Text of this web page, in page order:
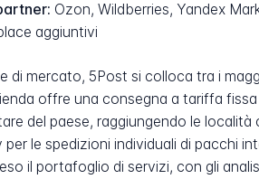
Ozon, Wildberries, Yandex
aggiuntivi
di mercato, 5Post si colloca tra i
offre una consegna a tariffa
del paese, raggiungendo le
per le spedizioni individuali di pacchi
il portafoglio di servizi, con gli